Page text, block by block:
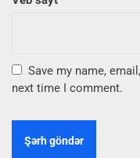
Save my name,
next time I comment.